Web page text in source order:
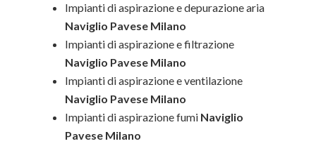
Impianti di aspirazione e depurazione aria
Naviglio Pavese Milano
Impianti di aspirazione e filtrazione
Naviglio Pavese Milano
Impianti di aspirazione e ventilazione
Naviglio Pavese Milano
Impianti di aspirazione fumi Naviglio
Pavese Milano